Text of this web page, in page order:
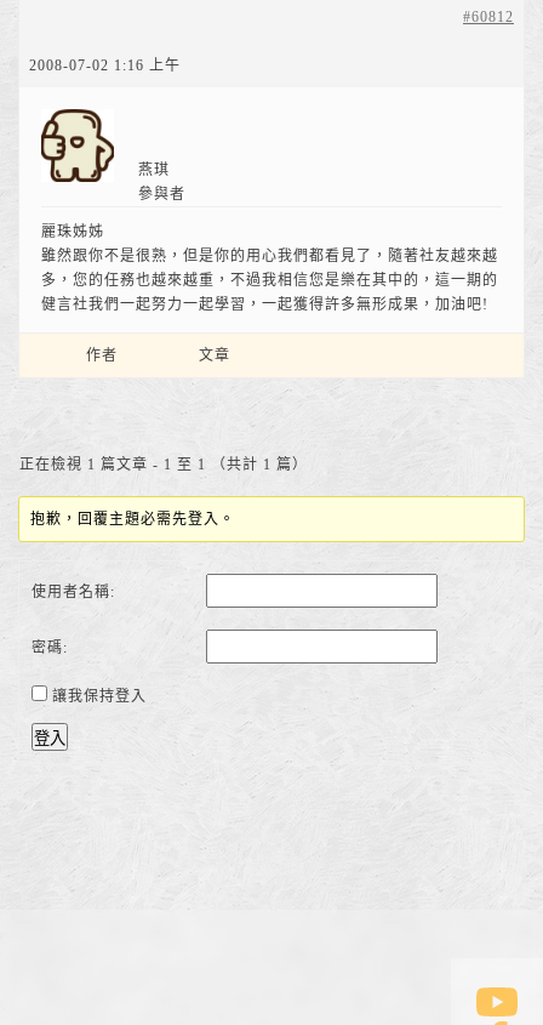
2008-07-02 1:16 上午
#60812
燕琪
參與者
麗珠姊姊
雖然跟你不是很熟，但是你的用心我們都看見了，隨著社友越來越
多，您的任務也越來越重，不過我相信您是樂在其中的，這一期的
健言社我們一起努力一起學習，一起獲得許多無形成果，加油吧!
作者 文章
正在檢視 1 篇文章 - 1 至 1 （共計 1 篇）
抱歉，回覆主題必需先登入。
使用者名稱:
密碼:
讓我保持登入
登入